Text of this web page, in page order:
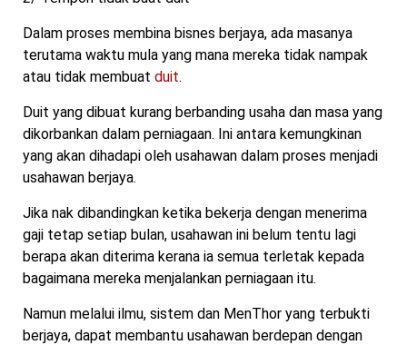
Dalam proses membina bisnes berjaya, ada masanya
terutama waktu mula yang mana mereka tidak nampak
atau tidak membuat duit.
Duit yang dibuat kurang berbanding usaha dan masa yang
dikorbankan dalam perniagaan. Ini antara kemungkinan
yang akan dihadapi oleh usahawan dalam proses menjadi
usahawan berjaya.
Jika nak dibandingkan ketika bekerja dengan menerima
gaji tetap setiap bulan, usahawan ini belum tentu lagi
berapa akan diterima kerana ia semua terletak kepada
bagaimana mereka menjalankan perniagaan itu.
Namun melalui ilmu, sistem dan MenThor yang terbukti
berjaya, dapat membantu usahawan berdepan dengan